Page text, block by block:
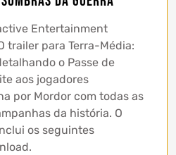
Entertainment
trailer para Terra-Média:
o Passe de
aos jogadores
por Mordor com todas as
da história. O
os seguintes